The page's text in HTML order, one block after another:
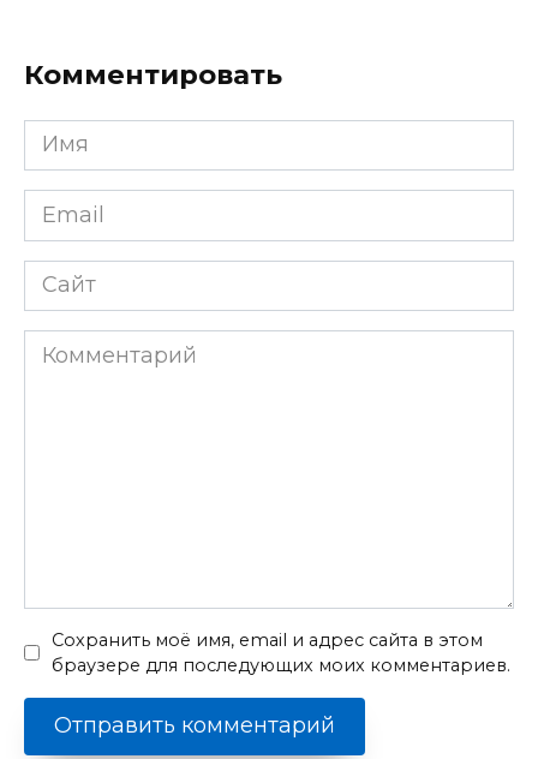
Комментировать
Имя
Email
Сайт
Комментарий
Сохранить моё имя, email и адрес сайта в этом
браузере для последующих моих комментариев.